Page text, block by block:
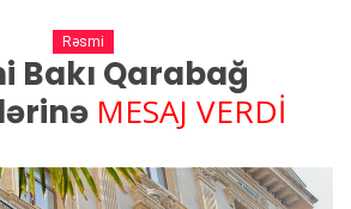
Rəsmi
Bakı Qarabağ
MESAJ VERDİ